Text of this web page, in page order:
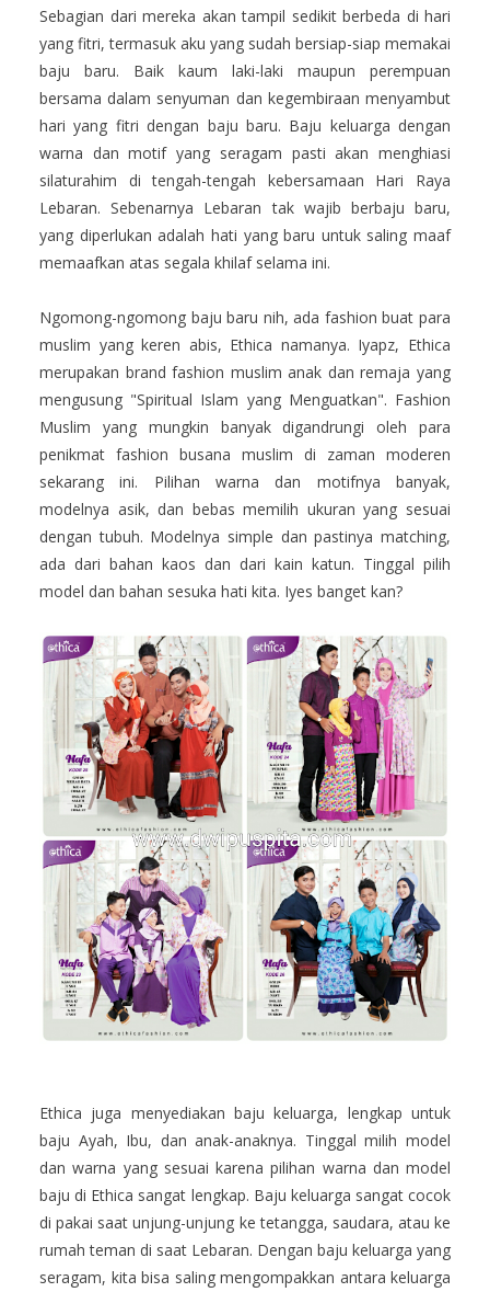
Sebagian dari mereka akan tampil sedikit berbeda di hari
yang fitri, termasuk aku yang sudah bersiap-siap memakai
baju baru. Baik kaum laki-laki maupun perempuan
bersama dalam senyuman dan kegembiraan menyambut
hari yang fitri dengan baju baru. Baju keluarga dengan
warna dan motif yang seragam pasti akan menghiasi
silaturahim di tengah-tengah kebersamaan Hari Raya
Lebaran. Sebenarnya Lebaran tak wajib berbaju baru,
yang diperlukan adalah hati yang baru untuk saling maaf
memaafkan atas segala khilaf selama ini.
Ngomong-ngomong baju baru nih, ada fashion buat para
muslim yang keren abis, Ethica namanya. Iyapz, Ethica
merupakan brand fashion muslim anak dan remaja yang
mengusung "Spiritual Islam yang Menguatkan". Fashion
Muslim yang mungkin banyak digandrungi oleh para
penikmat fashion busana muslim di zaman moderen
sekarang ini. Pilihan warna dan motifnya banyak,
modelnya asik, dan bebas memilih ukuran yang sesuai
dengan tubuh. Modelnya simple dan pastinya matching,
ada dari bahan kaos dan dari kain katun. Tinggal pilih
model dan bahan sesuka hati kita. Iyes banget kan?
Ethica juga menyediakan baju keluarga, lengkap untuk
baju Ayah, Ibu, dan anak-anaknya. Tinggal milih model
dan warna yang sesuai karena pilihan warna dan model
baju di Ethica sangat lengkap. Baju keluarga sangat cocok
di pakai saat unjung-unjung ke tetangga, saudara, atau ke
rumah teman di saat Lebaran. Dengan baju keluarga yang
seragam, kita bisa saling mengompakkan antara keluarga